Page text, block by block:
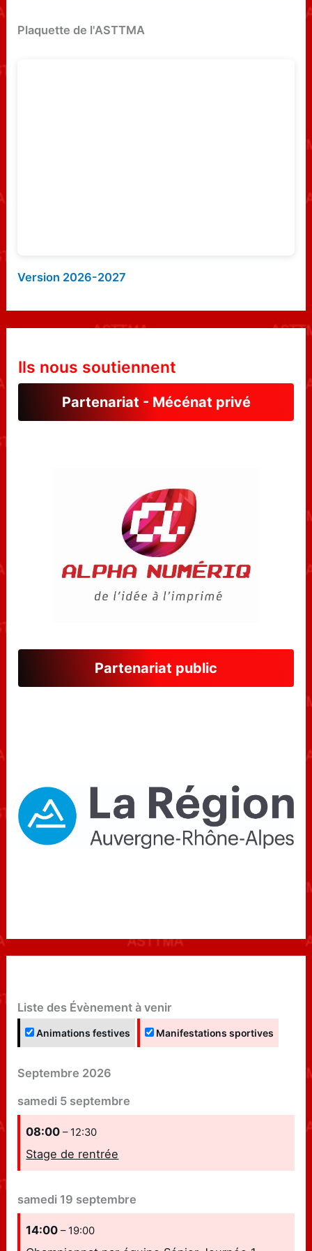
e
Plaquette de l'ASTTMA
Version 2026-2027
Ils nous soutiennent
Partenariat - Mécénat privé
Partenariat public
Liste des Évènement à venir
Animations festives Manifestations sportives
Septembre 2026
samedi 5 septembre
08:00– 12:30
Stage de rentrée
samedi 19 septembre
14:00– 19:00